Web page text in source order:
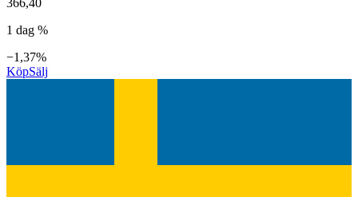
366,40
1 dag %
−1,37%
KöpSälj